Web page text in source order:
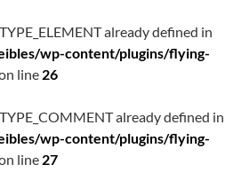
already defined in
wp-content/plugins/flying-
line 26
already defined in
wp-content/plugins/flying-
line 27